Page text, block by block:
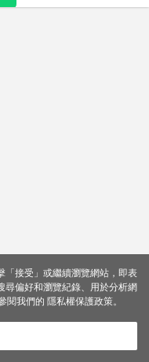
接受」或繼續瀏覽網站，即表
偏好和瀏覽紀錄、用於分析網
閱我們的 隱私權保護政策。